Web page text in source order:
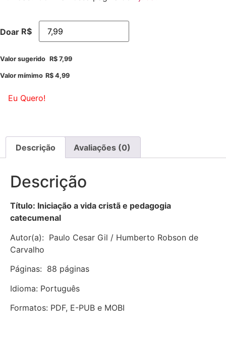
Doar R$
Valor sugerido R$ 7,99
Valor mímimo R$ 4,99
Eu Quero!
Descrição Avaliações (0)
Descrição
Título: Iniciação a vida cristã e pedagogia
catecumenal
Autor(a): Paulo Cesar Gil / Humberto Robson de
Carvalho
Páginas: 88 páginas
Idioma: Português
Formatos: PDF, E-PUB e MOBI